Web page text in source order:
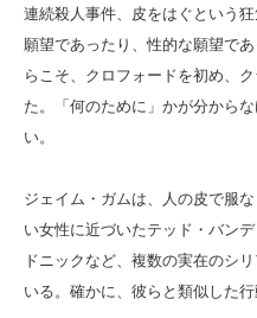
連続殺人事件、皮をはぐという
願望であったり、性的な願望で
らこそ、クロフォードを初め、
た。「何のために」かが分から
い。
ジェイム・ガムは、人の皮で服
い女性に近づいたテッド・バン
ドニックなど、複数の実在のシ
いる。確かに、彼らと類似した